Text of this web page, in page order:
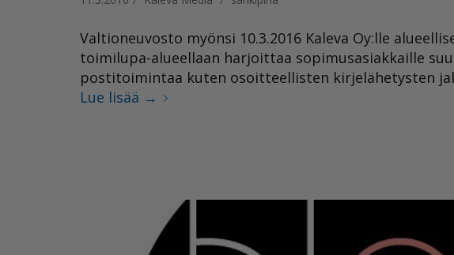
Valtioneuvosto myönsi 10.3.2016 Kaleva Oy:lle
toimilupa-alueellaan harjoittaa sopimusasiakkaille
postitoimintaa kuten osoitteellisten kirjelähetysten
Lue lisää →